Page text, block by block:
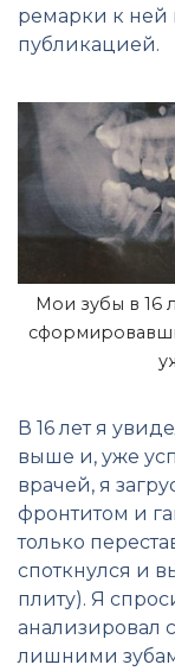
ремарки к ней
публикацией.
Мои зубы в 16
В 16 лет я
выше и, уже
врачей, я
фронтитом и
только
споткнулся и
плиту). Я
анализировал
лишними